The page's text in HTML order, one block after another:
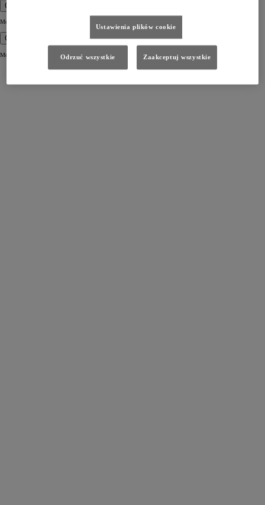
Gdzie mogą sprawdzić warunki korzystania?
Możesz sprawdzić Warunki Korzystania przez Portal Ochrony Prywatności na Twoim koncie.
Gdzie mogę sprawdzić informację o ochronie prywatności?
Możesz sprawdzić Politykę Prywatności przez Portal Ochrony Prywatności na twoim koncie.
Ustawienia plików cookie
Odrzuć wszystkie Zaakceptuj wszystkie